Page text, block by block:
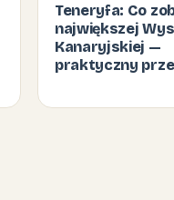
Teneryfa: Co
największej
Kanaryjskiej —
praktyczny